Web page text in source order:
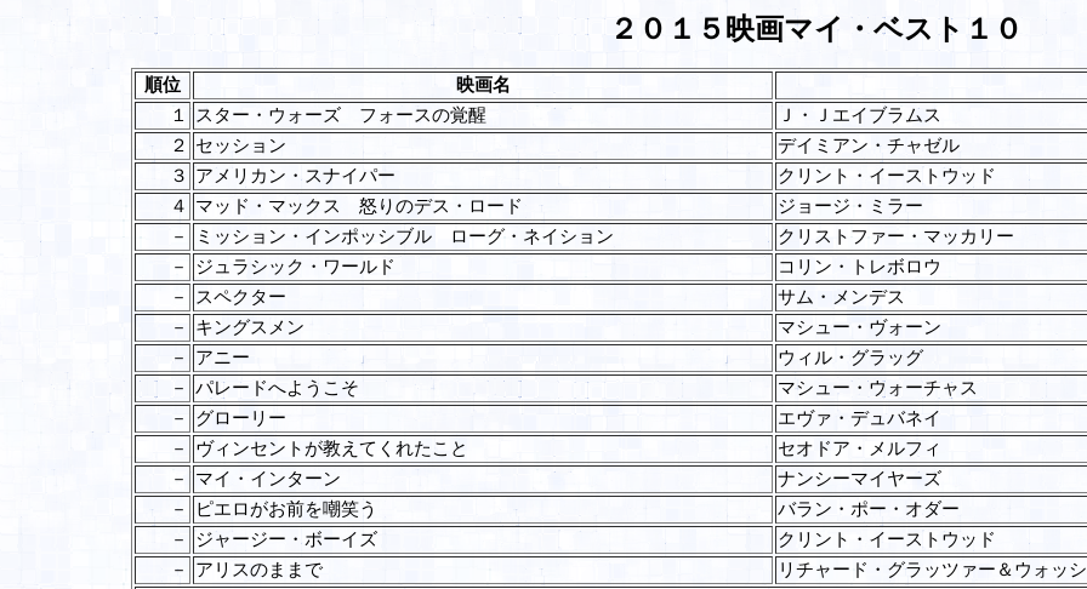
２０１５映画マイ・ベスト１０
順位
映画名
１
スター・ウォーズ フォースの覚醒
Ｊ・Ｊエイブラムス
２
セッション
デイミアン・チャゼル
３
アメリカン・スナイパー
クリント・イーストウッド
４
マッド・マックス 怒りのデス・ロード
ジョージ・ミラー
－
ミッション・インポッシブル ローグ・ネイション
クリストファー・マッカリー
－
ジュラシック・ワールド
コリン・トレボロウ
－
スペクター
サム・メンデス
－
キングスメン
マシュー・ヴォーン
－
アニー
ウィル・グラッグ
－
パレードへようこそ
マシュー・ウォーチャス
－
グローリー
エヴァ・デュバネイ
－
ヴィンセントが教えてくれたこと
セオドア・メルフィ
－
マイ・インターン
ナンシーマイヤーズ
－
ピエロがお前を嘲笑う
バラン・ポー・オダー
－
ジャージー・ボーイズ
クリント・イーストウッド
－
アリスのままで
リチャード・グラッツァー＆ウォッ